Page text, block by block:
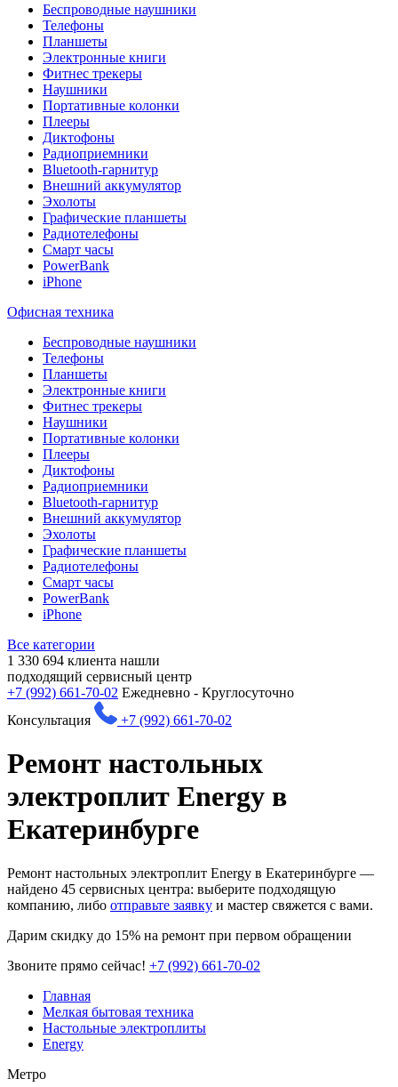
Беспроводные наушники
Телефоны
Планшеты
Электронные книги
Фитнес трекеры
Наушники
Портативные колонки
Плееры
Диктофоны
Радиоприемники
Bluetooth-гарнитур
Внешний аккумулятор
Эхолоты
Графические планшеты
Радиотелефоны
Смарт часы
PowerBank
iPhone
Офисная техника
Беспроводные наушники
Телефоны
Планшеты
Электронные книги
Фитнес трекеры
Наушники
Портативные колонки
Плееры
Диктофоны
Радиоприемники
Bluetooth-гарнитур
Внешний аккумулятор
Эхолоты
Графические планшеты
Радиотелефоны
Смарт часы
PowerBank
iPhone
Все категории
1 330 694 клиента нашли
подходящий сервисный центр
+7 (992) 661-70-02 Ежедневно - Круглосуточно
Консультация
+7 (992) 661-70-02
Ремонт настольных
электроплит Energy в
Екатеринбурге
Ремонт настольных электроплит Energy в Екатеринбурге —
найдено 45 сервисных центра: выберите подходящую
компанию, либо отправьте заявку и мастер свяжется с вами.
Дарим скидку до 15% на ремонт при первом обращении
Звоните прямо сейчас! +7 (992) 661-70-02
Главная
Мелкая бытовая техника
Настольные электроплиты
Energy
Метро